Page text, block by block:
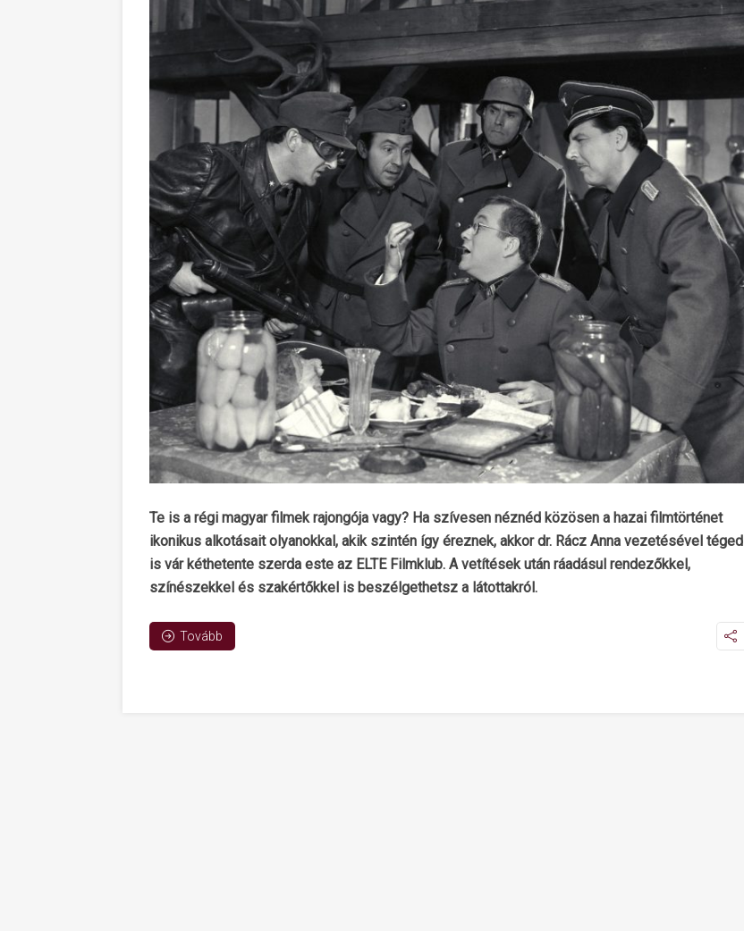
Te is a régi magyar filmek rajongója vagy? Ha szívesen néznéd közösen a hazai filmtörténet
ikonikus alkotásait olyanokkal, akik szintén így éreznek, akkor dr. Rácz Anna vezetésével téged
is vár kéthetente szerda este az ELTE Filmklub. A vetítések után ráadásul rendezőkkel,
színészekkel és szakértőkkel is beszélgethetsz a látottakról.
Tovább